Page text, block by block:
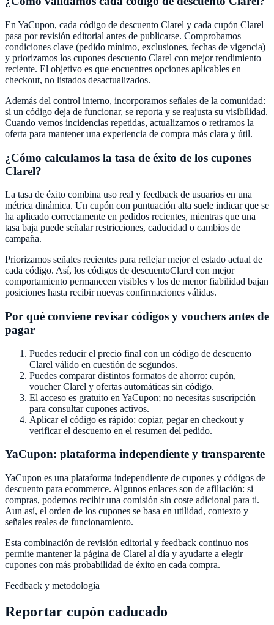
En YaCupon, cada código de descuento Clarel y cada cupón Clarel
pasa por revisión editorial antes de publicarse. Comprobamos
condiciones clave (pedido mínimo, exclusiones, fechas de vigencia)
y priorizamos los cupones descuento Clarel con mejor rendimiento
reciente. El objetivo es que encuentres opciones aplicables en
checkout, no listados desactualizados.
Además del control interno, incorporamos señales de la comunidad:
si un código deja de funcionar, se reporta y se reajusta su visibilidad.
Cuando vemos incidencias repetidas, actualizamos o retiramos la
oferta para mantener una experiencia de compra más clara y útil.
¿Cómo calculamos la tasa de éxito de los cupones
Clarel?
La tasa de éxito combina uso real y feedback de usuarios en una
métrica dinámica. Un cupón con puntuación alta suele indicar que se
ha aplicado correctamente en pedidos recientes, mientras que una
tasa baja puede señalar restricciones, caducidad o cambios de
campaña.
Priorizamos señales recientes para reflejar mejor el estado actual de
cada código. Así, los códigos de descuentoClarel con mejor
comportamiento permanecen visibles y los de menor fiabilidad bajan
posiciones hasta recibir nuevas confirmaciones válidas.
Por qué conviene revisar códigos y vouchers antes de
pagar
Puedes reducir el precio final con un código de descuento
Clarel válido en cuestión de segundos.
Puedes comparar distintos formatos de ahorro: cupón,
voucherClarel y ofertas automáticas sin código.
El acceso es gratuito en YaCupon; no necesitas suscripción
para consultar cupones activos.
Aplicar el código es rápido: copiar, pegar en checkout y
verificar el descuento en el resumen del pedido.
YaCupon: plataforma independiente y transparente
YaCupon es una plataforma independiente de cupones y códigos de
descuento para ecommerce. Algunos enlaces son de afiliación: si
compras, podemos recibir una comisión sin coste adicional para ti.
Aun así, el orden de los cupones se basa en utilidad, contexto y
señales reales de funcionamiento.
Esta combinación de revisión editorial y feedback continuo nos
permite mantener la página de Clarel al día y ayudarte a elegir
cupones con más probabilidad de éxito en cada compra.
Feedback y metodología
Reportar cupón caducado